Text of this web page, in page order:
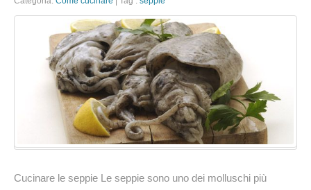
cucinare
seppie
Cucinare le seppie Le seppie sono uno dei molluschi più